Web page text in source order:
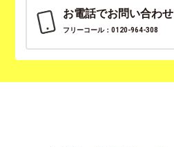
お電話でお問い合わせ
フリーコール：0120-964-308